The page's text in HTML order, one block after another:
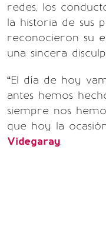
redes, los
la historia de sus
reconocieron su
una sincera
“El día de hoy
antes hemos
siempre nos
que hoy la
Videgaray.